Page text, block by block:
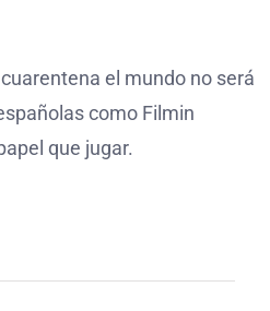
el mundo no será
como Filmin
que jugar.